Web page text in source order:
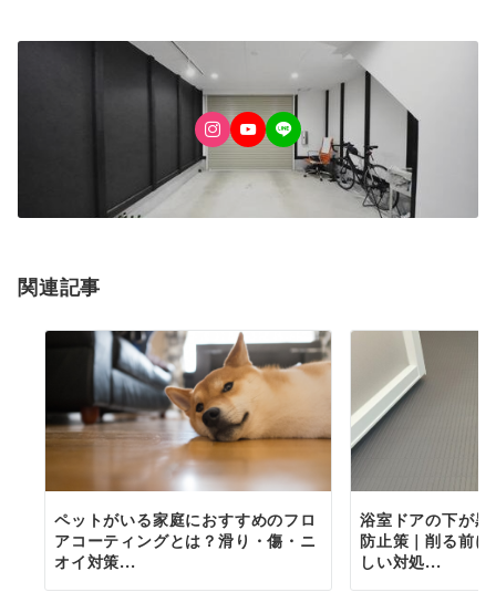
関連記事
ペットがいる家庭におすすめのフロ
アコーティングとは？滑り・傷・ニ
オイ対策...
浴室ドアの下が
防止策｜削る前
しい対処...